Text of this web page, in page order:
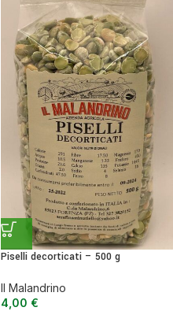
Piselli decorticati – 500 g
Il Malandrino
4,00 €